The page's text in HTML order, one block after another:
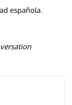
española.